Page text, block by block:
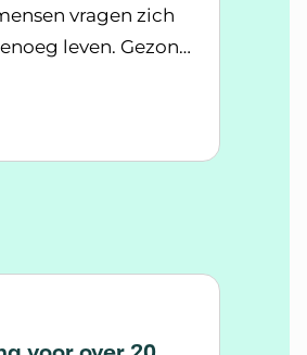
Leef! met MS
vragen zich
leven. Gezond